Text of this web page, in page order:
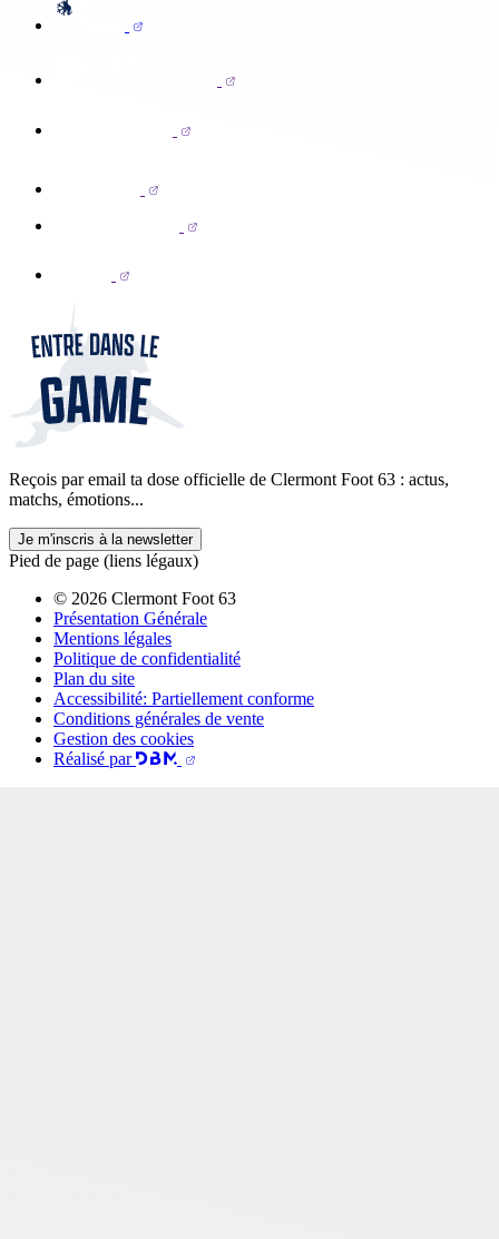
Reçois par email ta dose officielle de Clermont Foot 63 : actus,
matchs, émotions...
Je m'inscris à la newsletter
Pied de page (liens légaux)
© 2026 Clermont Foot 63
Présentation Générale
Mentions légales
Politique de confidentialité
Plan du site
Accessibilité: Partiellement conforme
Conditions générales de vente
Gestion des cookies
Réalisé par